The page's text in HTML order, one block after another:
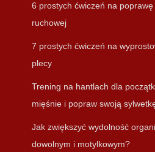
6 prostych ćwiczeń na
ruchowej
7 prostych ćwiczeń na
plecy
Trening na hantlach dla
mięśnie i popraw swoją
Jak zwiększyć wydolność
dowolnym i motylkowym?